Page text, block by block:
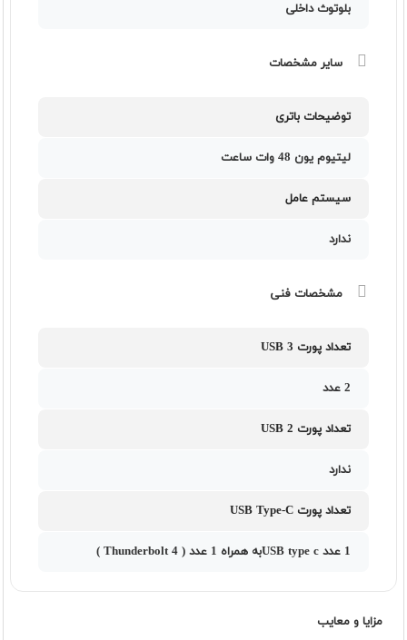
بلوتوث داخلی
سایر مشخصات
توضیحات باتری
لیتیوم یون 48 وات ساعت
سیستم عامل
ندارد
مشخصات فنی
تعداد پورت USB 3
2 عدد
تعداد پورت USB 2
ندارد
تعداد پورت USB Type-C
1 عدد USB type cبه همراه 1 عدد ( Thunderbolt 4 )
مزایا و معایب